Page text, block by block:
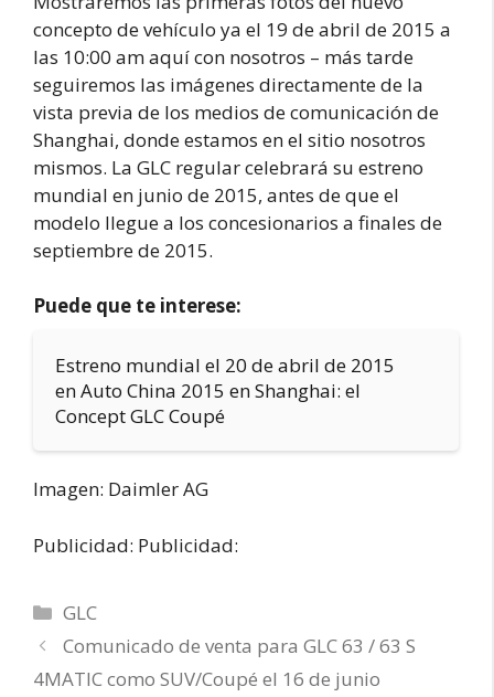
concepto de vehículo ya el 19 de abril de 2015 a
las 10:00 am aquí con nosotros – más tarde
seguiremos las imágenes directamente de la
vista previa de los medios de comunicación de
Shanghai, donde estamos en el sitio nosotros
mismos. La GLC regular celebrará su estreno
mundial en junio de 2015, antes de que el
modelo llegue a los concesionarios a finales de
septiembre de 2015.
Puede que te interese:
Estreno mundial el 20 de abril de 2015
en Auto China 2015 en Shanghai: el
Concept GLC Coupé
Imagen: Daimler AG
Publicidad: Publicidad:
Categorías
GLC
Comunicado de venta para GLC 63 / 63 S
4MATIC como SUV/Coupé el 16 de junio